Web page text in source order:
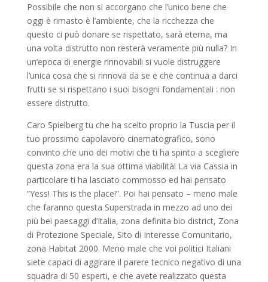
Possibile che non si accorgano che l’unico bene che
oggi è rimasto è l’ambiente, che la ricchezza che
questo ci può donare se rispettato, sarà eterna, ma
una volta distrutto non resterà veramente più nulla? In
un’epoca di energie rinnovabili si vuole distruggere
l’unica cosa che si rinnova da se e che continua a darci
frutti se si rispettano i suoi bisogni fondamentali : non
essere distrutto.
Caro Spielberg tu che ha scelto proprio la Tuscia per il
tuo prossimo capolavoro cinematografico, sono
convinto che uno dei motivi che ti ha spinto a scegliere
questa zona era la sua ottima viabilità! La via Cassia in
particolare ti ha lasciato commosso ed hai pensato
“Yess! This is the place!”. Poi hai pensato – meno male
che faranno questa Superstrada in mezzo ad uno dei
più bei paesaggi d’Italia, zona definita bio district, Zona
di Protezione Speciale, Sito di Interesse Comunitario,
zona Habitat 2000. Meno male che voi politici Italiani
siete capaci di aggirare il parere tecnico negativo di una
squadra di 50 esperti, e che avete realizzato questa